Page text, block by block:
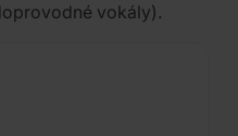
vokály).